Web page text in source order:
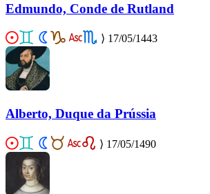
Edmundo, Conde de Rutland
⟩ 17/05/1443
Alberto, Duque da Prússia
⟩ 17/05/1490